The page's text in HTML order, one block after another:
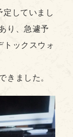
していまし
り、急遽予
トックスウォ
きました。